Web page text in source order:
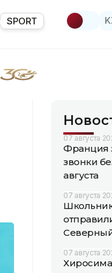
SPORT
07 августа
Франция
звонки
августа
07 августа
07 августа